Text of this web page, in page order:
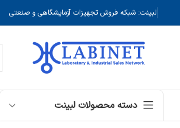
لبینت: شبکه فروش تجهیزات آزمایشگاهی و صنعتی
دسته محصولات لبینت